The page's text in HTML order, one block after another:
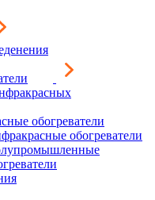
обогреватели
обогреватели